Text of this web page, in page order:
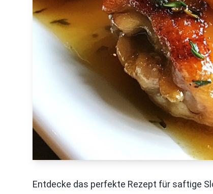
Entdecke das perfekte Rezept für saftige